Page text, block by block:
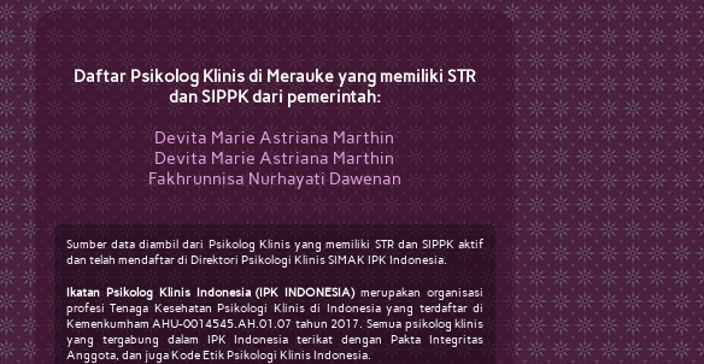
Daftar Psikolog Klinis di Merauke yang memiliki STR
dan SIPPK dari pemerintah:
Devita Marie Astriana Marthin
Devita Marie Astriana Marthin
Fakhrunnisa Nurhayati Dawenan
Sumber data diambil dari Psikolog Klinis yang memiliki STR dan SIPPK aktif
dan telah mendaftar di Direktori Psikologi Klinis SIMAK IPK Indonesia.
Ikatan Psikolog Klinis Indonesia (IPK INDONESIA)merupakan organisasi
profesi Tenaga Kesehatan Psikologi Klinis di Indonesia yang terdaftar di
Kemenkumham AHU-0014545.AH.01.07 tahun 2017. Semua psikolog klinis
yang tergabung dalam IPK Indonesia terikat dengan Pakta Integritas
Anggota, dan juga Kode Etik Psikologi Klinis Indonesia.